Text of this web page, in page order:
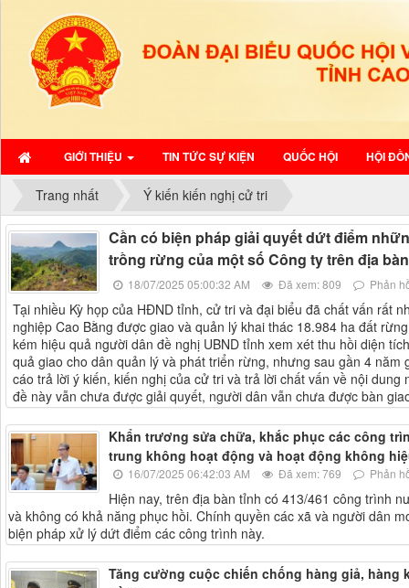
GIỚI THIỆU TIN TỨC SỰ KIỆN QUỐC HỘI HỘI
Trang nhất Ý kiến kiến nghị cử tri
Cần có biện pháp giải quyết dứt điểm
trồng rừng của một số Công ty trên địa
18/07/2025 05:00:32 AM Đã xem: 809 Phản
Tại nhiều Kỳ họp của HĐND tỉnh, cử tri và đại biểu đã chất vấn rất
nghiệp Cao Bằng được giao và quản lý khai thác 18.984 ha đất
kém hiệu quả người dân đề nghị UBND tỉnh xem xét thu hồi diện
quả giao cho dân quản lý và phát triển rừng, nhưng sau gần 4 năm
cáo trả lời ý kiến, kiến nghị của cử tri và trả lời chất vấn về nội
đề này vẫn chưa được giải quyết, người dân vẫn chưa được bàn
Khẩn trương sửa chữa, khắc phục các công
trung không hoạt động và hoạt động không
16/07/2025 06:42:03 AM Đã xem: 769 Phản
Hiện nay, trên địa bàn tỉnh có 413/461 công trình
và không có khả năng phục hồi. Chính quyền các xã và người dân
biện pháp xử lý dứt điểm các công trình này.
Tăng cường cuộc chiến chống hàng giả, hàng